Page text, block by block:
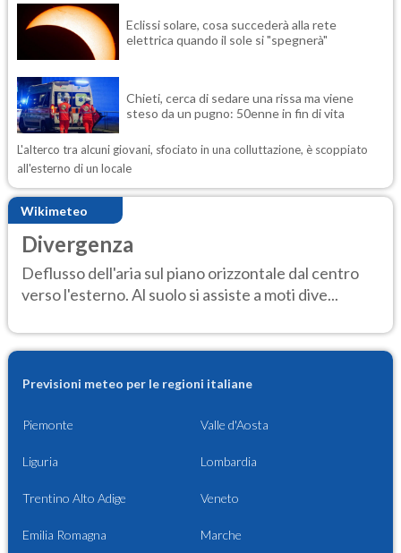
Eclissi solare, cosa succederà alla rete
elettrica quando il sole si "spegnerà"
Chieti, cerca di sedare una rissa ma viene
steso da un pugno: 50enne in fin di vita
L'alterco tra alcuni giovani, sfociato in una colluttazione, è scoppiato
all'esterno di un locale
Wikimeteo
Divergenza
Deflusso dell'aria sul piano orizzontale dal centro
verso l'esterno. Al suolo si assiste a moti dive...
Previsioni meteo per le regioni italiane
Piemonte Valle d'Aosta
Liguria Lombardia
Trentino Alto Adige Veneto
Emilia Romagna Marche